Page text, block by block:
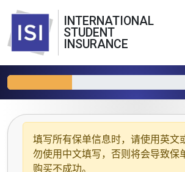
INTERNATIONAL
STUDENT
INSURANCE
填写所有保单信息时，请使用 英文
勿使用中文填写，否则将会导致保
购买不成功。